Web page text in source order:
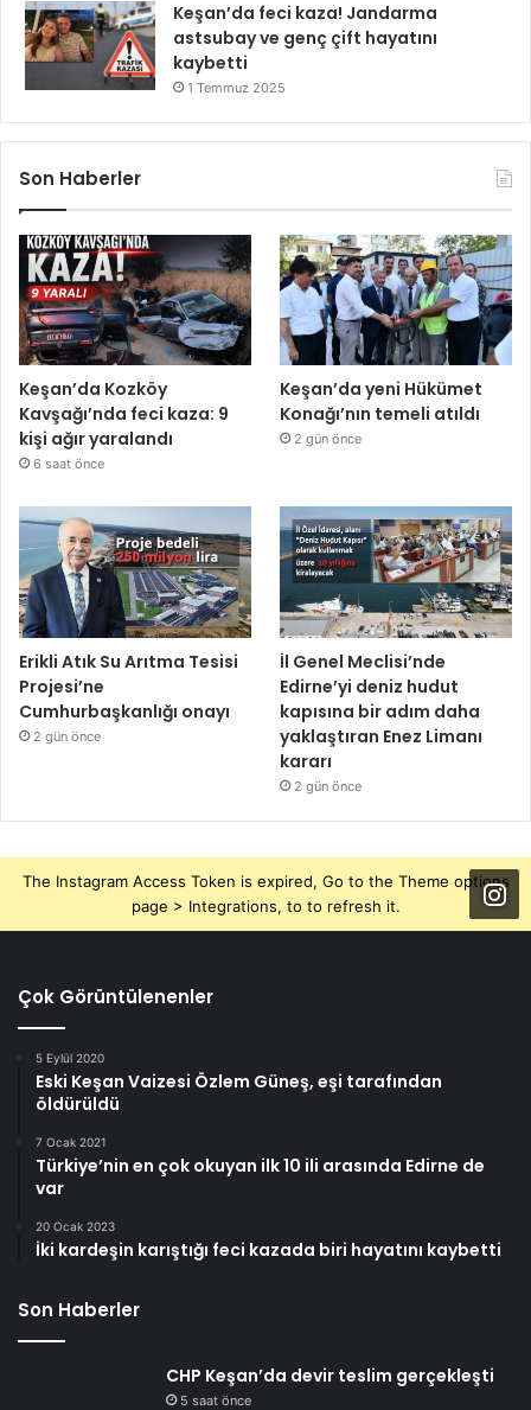
Keşan’da feci kaza! Jandarma
astsubay ve genç çift hayatını
kaybetti
1 Temmuz 2025
Son Haberler
Keşan’da Kozköy
Kavşağı’nda feci kaza: 9
kişi ağır yaralandı
6 saat önce
Keşan’da yeni Hükümet
Konağı’nın temeli atıldı
2 gün önce
Erikli Atık Su Arıtma Tesisi
Projesi’ne
Cumhurbaşkanlığı onayı
2 gün önce
İl Genel Meclisi’nde
Edirne’yi deniz hudut
kapısına bir adım daha
yaklaştıran Enez Limanı
kararı
2 gün önce
The Instagram Access Token is expired, Go to the Theme options
page > Integrations, to to refresh it.
Çok Görüntülenenler
5 Eylül 2020
Eski Keşan Vaizesi Özlem Güneş, eşi tarafından
öldürüldü
7 Ocak 2021
Türkiye’nin en çok okuyan ilk 10 ili arasında Edirne de
var
20 Ocak 2023
İki kardeşin karıştığı feci kazada biri hayatını kaybetti
Son Haberler
CHP Keşan’da devir teslim gerçekleşti
5 saat önce